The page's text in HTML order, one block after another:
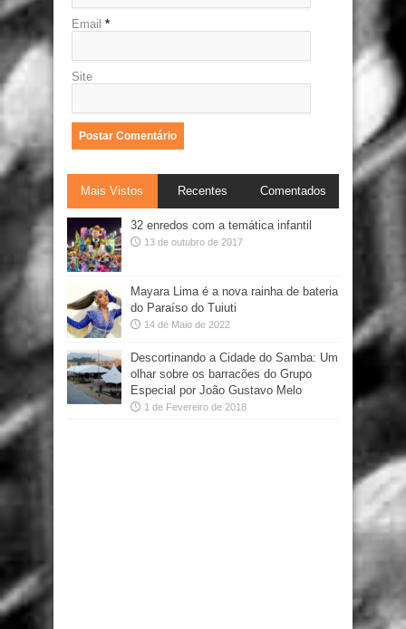
Email *
Site
Mais Vistos Recentes Comentados
32 enredos com a temática infantil
13 de outubro de 2017
Mayara Lima é a nova rainha de bateria
do Paraíso do Tuiuti
14 de Maio de 2022
Descortinando a Cidade do Samba: Um
olhar sobre os barracões do Grupo
Especial por João Gustavo Melo
1 de Fevereiro de 2018